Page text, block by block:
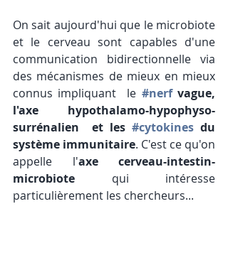
On sait aujourd'hui que le microbiote
et le cerveau sont capables d'une
communication bidirectionnelle via
des mécanismes de mieux en mieux
connus impliquant  le #nerf vague,
l'axe  hypothalamo-hypophyso-
surrénalien  et les #cytokines du
système immunitaire. C'est ce qu'on
appelle l'axe cerveau-intestin-
microbiote qui intéresse
particulièrement les chercheurs...